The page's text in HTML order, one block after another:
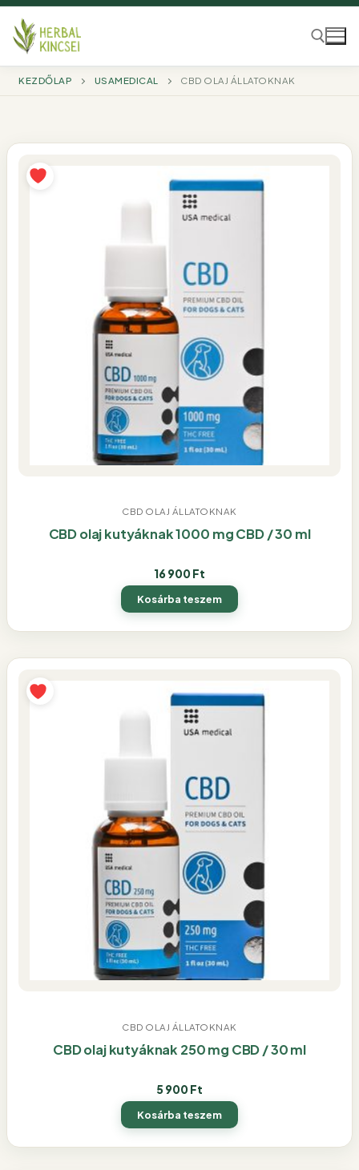
Ugrás
tartalomra
KEZDŐLAP USAMEDICAL CBD OLAJ ÁLLATOKNAK
CBD OLAJ ÁLLATOKNAK
CBD olaj kutyáknak 1000 mg CBD / 30 ml
16 900 Ft
Kosárba teszem
CBD OLAJ ÁLLATOKNAK
CBD olaj kutyáknak 250 mg CBD / 30 ml
5 900 Ft
Kosárba teszem